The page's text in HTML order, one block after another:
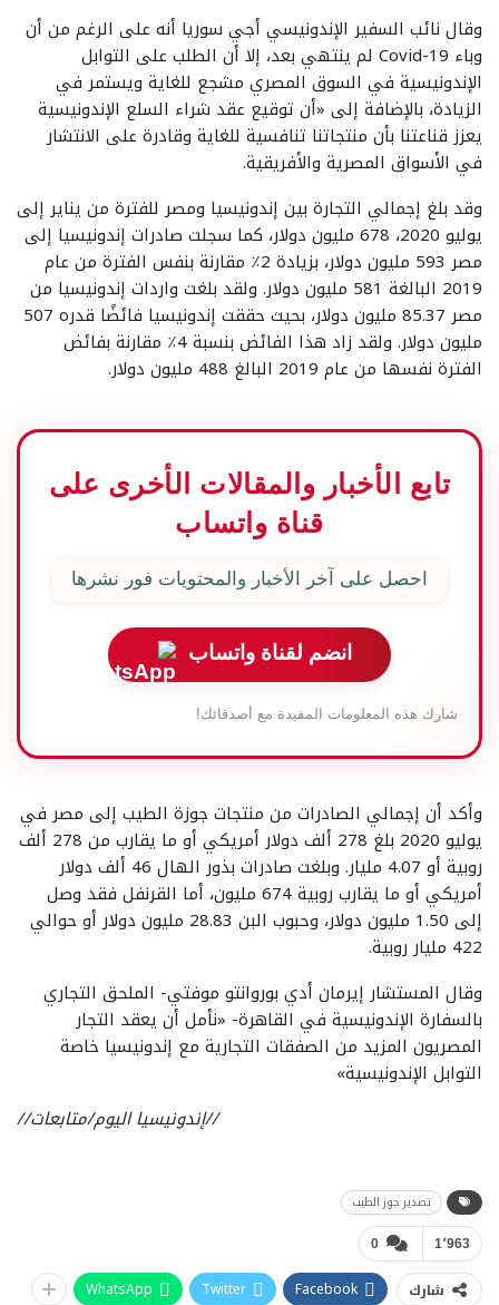
وقال نائب السفير الإندونيسي أجي سوريا أنه على الرغم من أن
وباء Covid-19 لم ينتهي بعد، إلا أن الطلب على التوابل
الإندونيسية في السوق المصري مشجع للغاية ويستمر في
الزيادة، بالإضافة إلى «أن توقيع عقد شراء السلع الإندونيسية
يعزز قناعتنا بأن منتجاتنا تنافسية للغاية وقادرة على الانتشار
في الأسواق المصرية والأفريقية.
وقد بلغ إجمالي التجارة بين إندونيسيا ومصر للفترة من يناير إلى
يوليو 2020، 678 مليون دولار، كما سجلت صادرات إندونيسيا إلى
مصر 593 مليون دولار، بزيادة 2٪ مقارنة بنفس الفترة من عام
2019 البالغة 581 مليون دولار. ولقد بلغت واردات إندونيسيا من
مصر 85.37 مليون دولار، بحيث حققت إندونيسيا فائضًا قدره 507
مليون دولار. ولقد زاد هذا الفائض بنسبة 4٪ مقارنة بفائض
الفترة نفسها من عام 2019 البالغ 488 مليون دولار.
تابع الأخبار والمقالات الأخرى على
قناة واتساب
احصل على آخر الأخبار والمحتويات فور نشرها
انضم لقناة واتساب
شارك هذه المعلومات المفيدة مع أصدقائك!
وأكد أن إجمالي الصادرات من منتجات جوزة الطيب إلى مصر في
يوليو 2020 بلغ 278 ألف دولار أمريكي أو ما يقارب من 278 ألف
روبية أو 4.07 مليار. وبلغت صادرات بذور الهال 46 ألف دولار
أمريكي أو ما يقارب روبية 674 مليون، أما القرنفل فقد وصل
إلى 1.50 مليون دولار، وحبوب البن 28.83 مليون دولار أو حوالي
422 مليار روبية.
وقال المستشار إيرمان أدي بوروانتو موفتي- الملحق التجاري
بالسفارة الإندونيسية في القاهرة- «نأمل أن يعقد التجار
المصريون المزيد من الصفقات التجارية مع إندونيسيا خاصة
التوابل الإندونيسية»
//إندونيسيا اليوم/متابعات//
تصدير جوز الطيب
0 1٬963
شارك Facebook
Twitter
WhatsApp